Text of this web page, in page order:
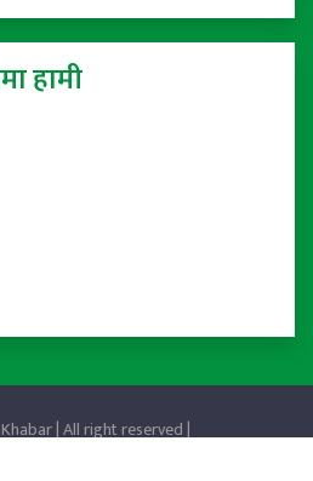
हामी
| All right reserved |